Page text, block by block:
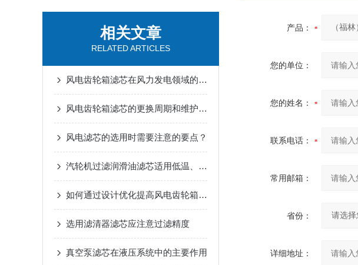
相关文章
RELATED ARTICLES
风电齿轮箱滤芯在风力发电领域的应用
风电齿轮箱滤芯的更换周期和维护保养方法是什么？
风电滤芯的选用时需要注意的要点？
汽轮机过滤润滑油滤芯适用低温、高温环境，使用注意事项分析
如何通过设计优化提高风电齿轮箱滤芯的过滤效率？
选用滤清器滤芯应注意过滤精度
真空泵滤芯在液压系统中的主要作用
产品：
您的单位：
您的姓名：
联系电话：
常用邮箱：
省份：
详细地址：